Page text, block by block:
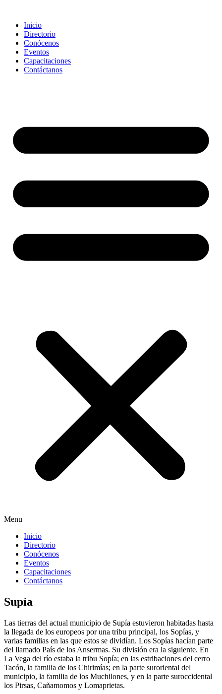
contenido
Inicio
Directorio
Conócenos
Eventos
Capacitaciones
Contáctanos
Menu
Inicio
Directorio
Conócenos
Eventos
Capacitaciones
Contáctanos
Supía
Las tierras del actual municipio de Supía estuvieron habitadas hasta
la llegada de los europeos por una tribu principal, los Sopías, y
varias familias en las que estos se dividían. Los Sopías hacían parte
del llamado País de los Ansermas. Su división era la siguiente. En
La Vega del río estaba la tribu Sopía; en las estribaciones del cerro
Tacón, la familia de los Chirimías; en la parte suroriental del
municipio, la familia de los Muchilones, y en la parte suroccidental
los Pirsas, Cañamomos y Lomaprietas.